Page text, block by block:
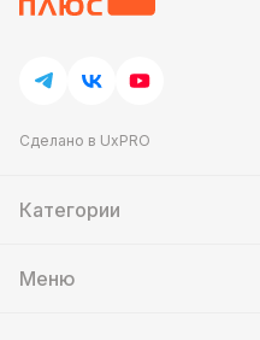
Сделано в UxPRO
Категории
Кейтеринг
Меню